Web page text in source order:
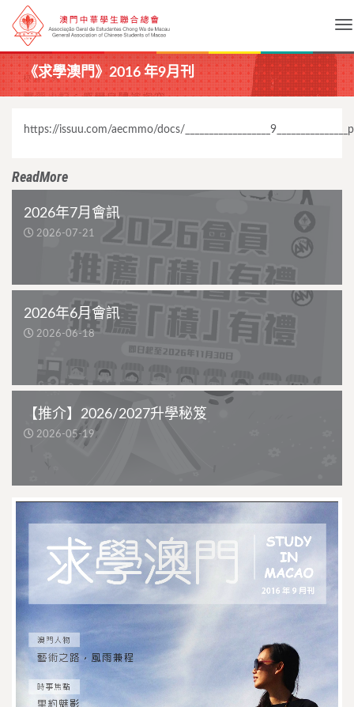
《求學澳門》2016 年9月刊
https://issuu.com/aecmmo/docs/
ReadMore
2026年7月會訊
2026-07-21
2026年6月會訊
2026-06-18
【推介】2026/2027升學秘笈
2026-05-19